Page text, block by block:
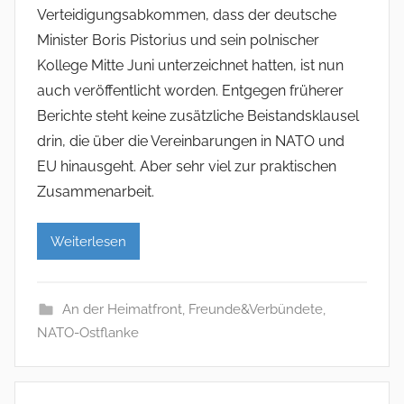
Verteidigungsabkommen, dass der deutsche
Minister Boris Pistorius und sein polnischer
Kollege Mitte Juni unterzeichnet hatten, ist nun
auch veröffentlicht worden. Entgegen früherer
Berichte steht keine zusätzliche Beistandsklausel
drin, die über die Vereinbarungen in NATO und
EU hinausgeht. Aber sehr viel zur praktischen
Zusammenarbeit.
Weiterlesen
An der Heimatfront, Freunde&Verbündete,
NATO-Ostflanke